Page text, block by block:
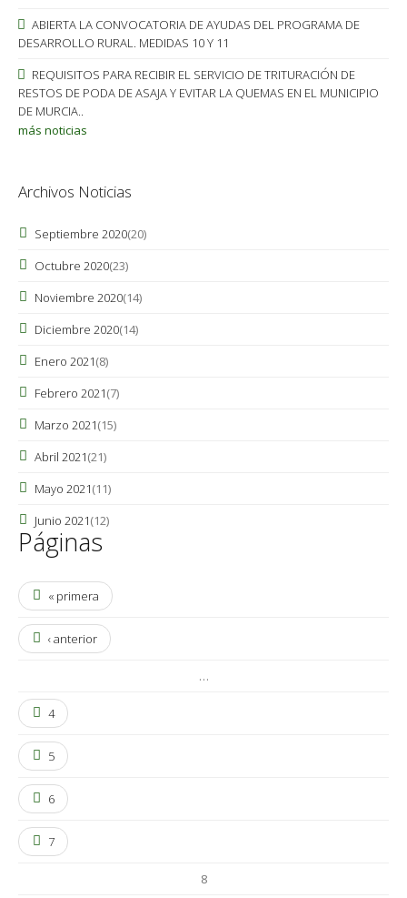
ABIERTA LA CONVOCATORIA DE AYUDAS DEL PROGRAMA DE
DESARROLLO RURAL. MEDIDAS 10 Y 11
REQUISITOS PARA RECIBIR EL SERVICIO DE TRITURACIÓN DE
RESTOS DE PODA DE ASAJA Y EVITAR LA QUEMAS EN EL MUNICIPIO
DE MURCIA..
más noticias
Archivos Noticias
Septiembre 2020(20)
Octubre 2020(23)
Noviembre 2020(14)
Diciembre 2020(14)
Enero 2021(8)
Febrero 2021(7)
Marzo 2021(15)
Abril 2021(21)
Mayo 2021(11)
Junio 2021(12)
Páginas
« primera
‹ anterior
…
4
5
6
7
8